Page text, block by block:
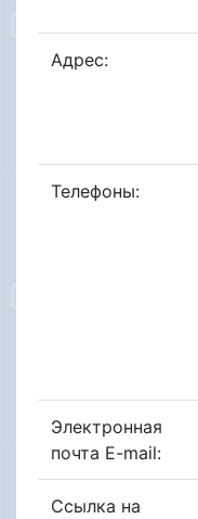
Адрес:
Телефоны:
Электронная
почта E-mail:
Ссылка на